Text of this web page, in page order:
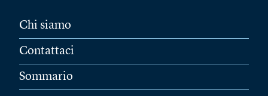
Chi siamo
Contattaci
Sommario